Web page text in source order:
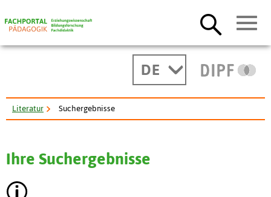
DE
Literatur Suchergebnisse
Ihre Suchergebnisse